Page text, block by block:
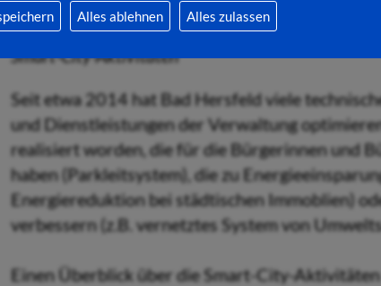
Alles ablehnen Alles zulassen
Das Smart City Cockpit Bad Hersfeld - die
Smart-City-Aktivitäten
Seit etwa 2014 hat Bad Hersfeld viele
und Dienstleistungen der Verwaltung
realisiert worden, die für die Bürgerinnen und
haben (Parkleitsystem), die zu
Energiereduktion bei städtischen Immoblien)
verbessern (z.B. vernetztes System von
Einen Überblick über die Smart-City-Aktivitäten